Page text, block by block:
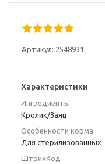
Артикул: 2548931
Характеристики
Ингредиенты
Кролик/Заяц
Особенности корма
Для стерилизованных
ШтрихКод